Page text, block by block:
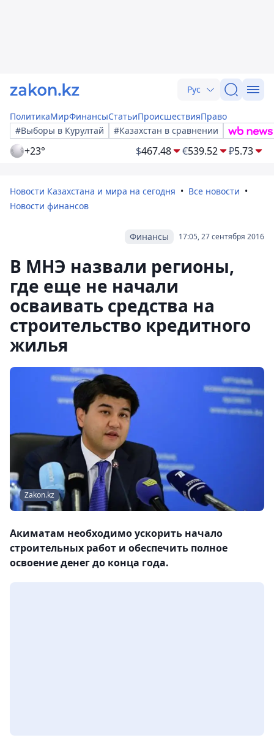
Рус
ПолитикаМирФинансыСтатьиПроисшествияПраво
#Выборы в Курултай
#Казахстан в сравнении
+23° $467.48 €539.52 ₽5.73
Новости Казахстана и мира на сегодня
Все новости
Новости финансов
17:05, 27 сентября 2016
Финансы
В МНЭ назвали регионы,
где еще не начали
осваивать средства на
строительство кредитного
жилья
Zakon.kz
Акиматам необходимо ускорить начало
строительных работ и обеспечить полное
освоение денег до конца года.